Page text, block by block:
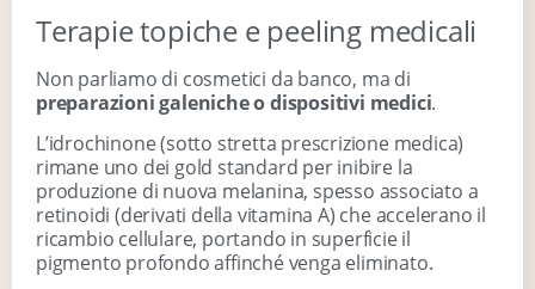
Terapie topiche e peeling medicali
Non parliamo di cosmetici da banco, ma di
preparazioni galeniche o dispositivi medici.
L’idrochinone (sotto stretta prescrizione medica)
rimane uno dei gold standard per inibire la
produzione di nuova melanina, spesso associato a
retinoidi (derivati della vitamina A) che accelerano il
ricambio cellulare, portando in superficie il
pigmento profondo affinché venga eliminato.